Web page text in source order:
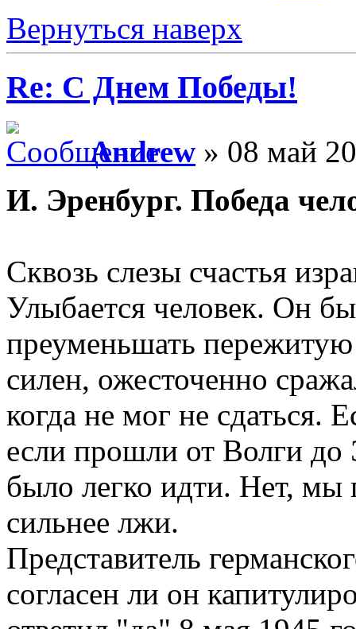
Вернуться наверх
Re: С Днем Победы!
Andrew » 08 май
И. Эренбург. Победа
Сквозь слезы счастья
Улыбается человек. Он
преуменьшать
силен, ожесточенно
когда не мог не сдаться.
если прошли от Волги до
было легко идти. Нет, мы
сильнее лжи.
Представитель
согласен ли он